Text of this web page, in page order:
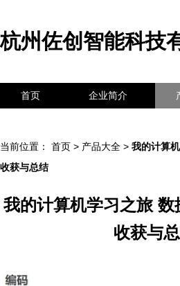
杭州佐创智能科技
首页 企业简介
当前位置： 首页 > 产品大全 > 我的计算
收获与总结
我的计算机学习之旅
收获与